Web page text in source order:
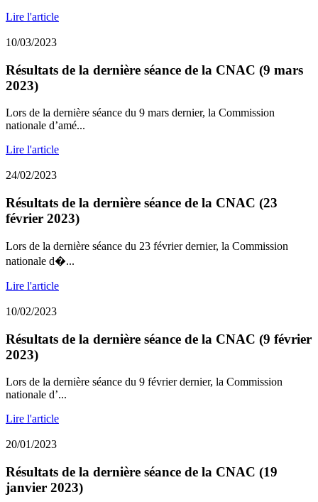
Lire l'article
10/03/2023
Résultats de la dernière séance de la CNAC (9 mars
2023)
Lors de la dernière séance du 9 mars dernier, la Commission
nationale d’amé...
Lire l'article
24/02/2023
Résultats de la dernière séance de la CNAC (23
février 2023)
Lors de la dernière séance du 23 février dernier, la Commission
nationale d�...
Lire l'article
10/02/2023
Résultats de la dernière séance de la CNAC (9 février
2023)
Lors de la dernière séance du 9 février dernier, la Commission
nationale d’...
Lire l'article
20/01/2023
Résultats de la dernière séance de la CNAC (19
janvier 2023)